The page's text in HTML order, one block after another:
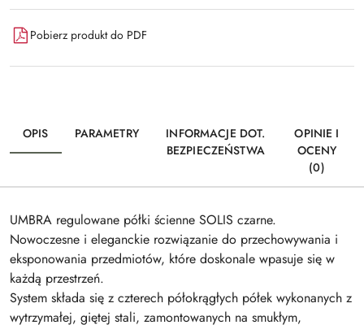
Pobierz produkt do PDF
OPIS PARAMETRY
INFORMACJE DOT.
BEZPIECZEŃSTWA
OPINIE I
OCENY
(0)
UMBRA regulowane półki ścienne SOLIS czarne.
Nowoczesne i eleganckie rozwiązanie do przechowywania i
eksponowania przedmiotów, które doskonale wpasuje się w
każdą przestrzeń.
System składa się z czterech półokrągłych półek wykonanych z
wytrzymałej, giętej stali, zamontowanych na smukłym,